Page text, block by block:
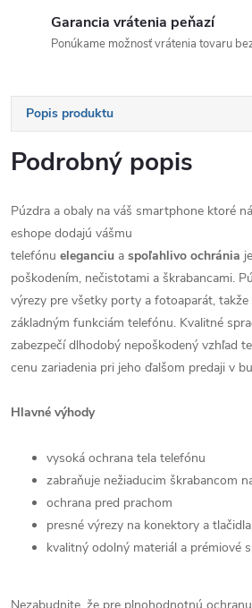
Garancia vrátenia peňazí
Ponúkame možnosť vrátenia tovaru
Popis produktu
Podrobný popis
Púzdra a obaly na váš smartphone ktoré
eshope dodajú vášmu
telefónu eleganciu a spoľahlivo ochránia
poškodením, nečistotami a škrabancami.
výrezy pre všetky porty a fotoaparát,
základným funkciám telefónu. Kvalitné
zabezpečí dlhodobý nepoškodený vzhľad
cenu zariadenia pri jeho ďalšom predaji v
Hlavné výhody
vysoká ochrana tela telefónu
zabraňuje nežiaducim škrabancom
ochrana pred prachom
presné výrezy na konektory a tlačidla
kvalitný odolný materiál a prémiové